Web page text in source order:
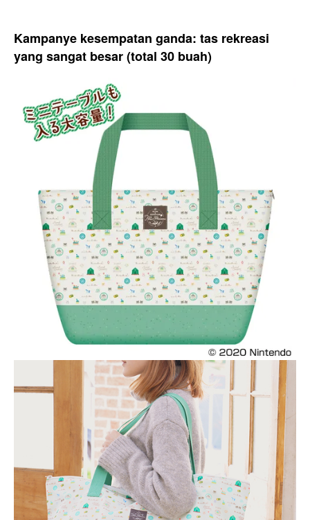
Kampanye kesempatan ganda: tas rekreasi
yang sangat besar (total 30 buah)